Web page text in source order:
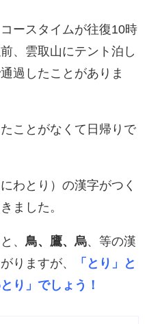
ースタイムが往復10時
、雲取山にテント泊し
過したことがありま
ことがなくて日帰りで
わとり）の漢字がつく
ました。
、 鳥、鷹、烏、等の漢
りますが、
「とり」と
り」でしょう！